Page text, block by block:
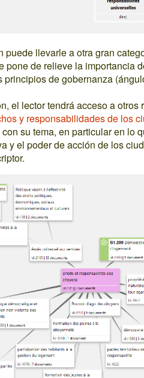
puede llevarle a otra gran
pone de relieve la importancia
de gobernanza
el lector tendrá acceso a otros
y responsabilidades de los
su tema, en particular en lo
y el poder de acción de los